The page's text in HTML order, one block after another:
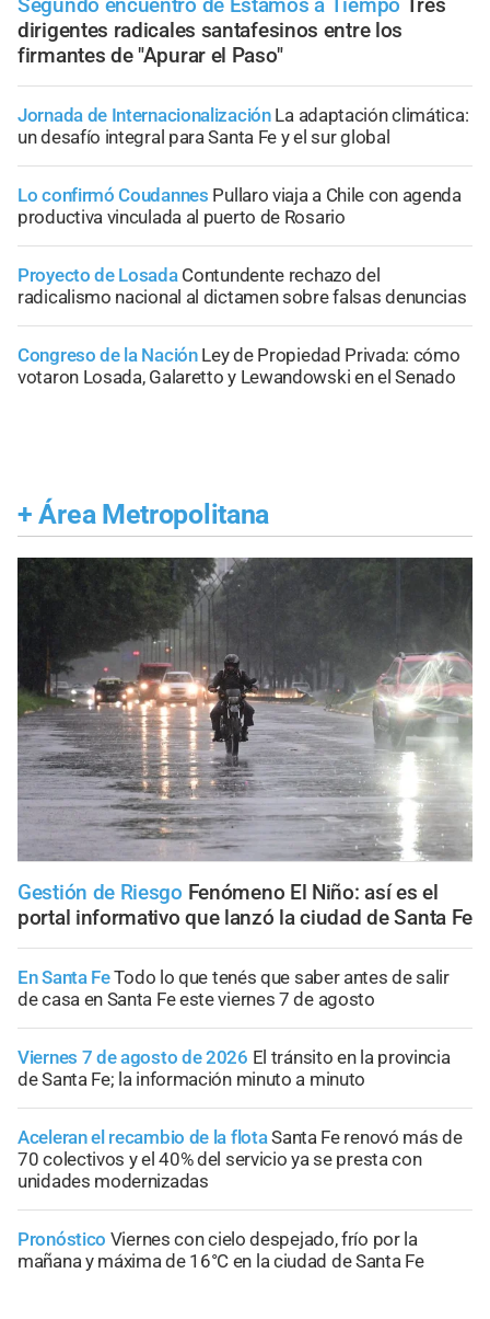
Segundo encuentro de Estamos a Tiempo
Tres
dirigentes radicales santafesinos entre los
firmantes de "Apurar el Paso"
Jornada de Internacionalización La adaptación climática:
un desafío integral para Santa Fe y el sur global
Lo confirmó Coudannes Pullaro viaja a Chile con agenda
productiva vinculada al puerto de Rosario
Proyecto de Losada Contundente rechazo del
radicalismo nacional al dictamen sobre falsas denuncias
Congreso de la Nación Ley de Propiedad Privada: cómo
votaron Losada, Galaretto y Lewandowski en el Senado
+ Área Metropolitana
Gestión de Riesgo Fenómeno El Niño: así es el
portal informativo que lanzó la ciudad de Santa Fe
En Santa FeTodo lo que tenés que saber antes de salir
de casa en Santa Fe este viernes 7 de agosto
Viernes 7 de agosto de 2026 El tránsito en la provincia
de Santa Fe; la información minuto a minuto
Aceleran el recambio de la flotaSanta Fe renovó más de
70 colectivos y el 40% del servicio ya se presta con
unidades modernizadas
Pronóstico Viernes con cielo despejado, frío por la
mañana y máxima de 16°C en la ciudad de Santa Fe